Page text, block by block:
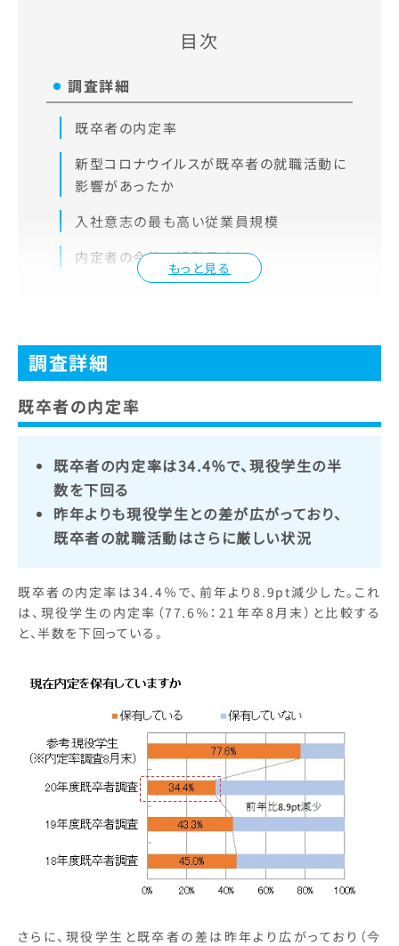
目次
もっと見る
調査詳細
既卒者の内定率
新型コロナウイルスが既卒者の就職活動に
影響があったか
入社意志の最も高い従業員規模
内定者の今後の活動予定
調査詳細
既卒者の内定率
既卒者の内定率は34.4％で、現役学生の半
数を下回る
昨年よりも現役学生との差が広がっており、
既卒者の就職活動はさらに厳しい状況
既卒者の内定率は34.4％で、前年より8.9pt減少した。これ
は、現役学生の内定率（77.6％：21年卒8月末）と比較する
と、半数を下回っている。
さらに、現役学生と既卒者の差は昨年より広がっており（今